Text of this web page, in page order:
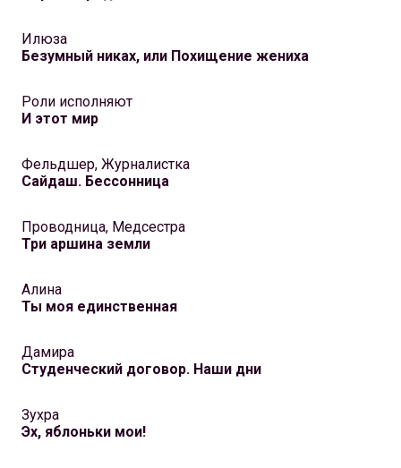
Илюза
Безумный никах, или Похищение жениха
Роли исполняют
И этот мир
Фельдшер, Журналистка
Сайдаш. Бессонница
Проводница, Медсестра
Три аршина земли
Алина
Ты моя единственная
Дамира
Студенческий договор. Наши дни
Зухра
Эх, яблоньки мои!